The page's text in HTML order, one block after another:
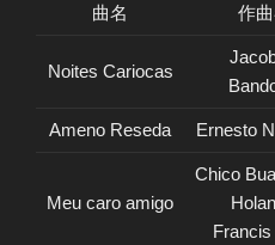
曲名 作
Noites Cariocas
Ameno Reseda Ernesto
Meu caro amigo
Chico